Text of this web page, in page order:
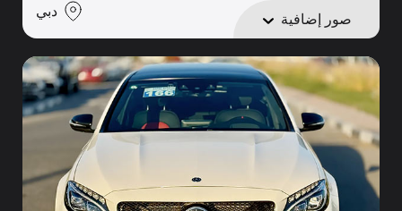
صور إضافية دبي